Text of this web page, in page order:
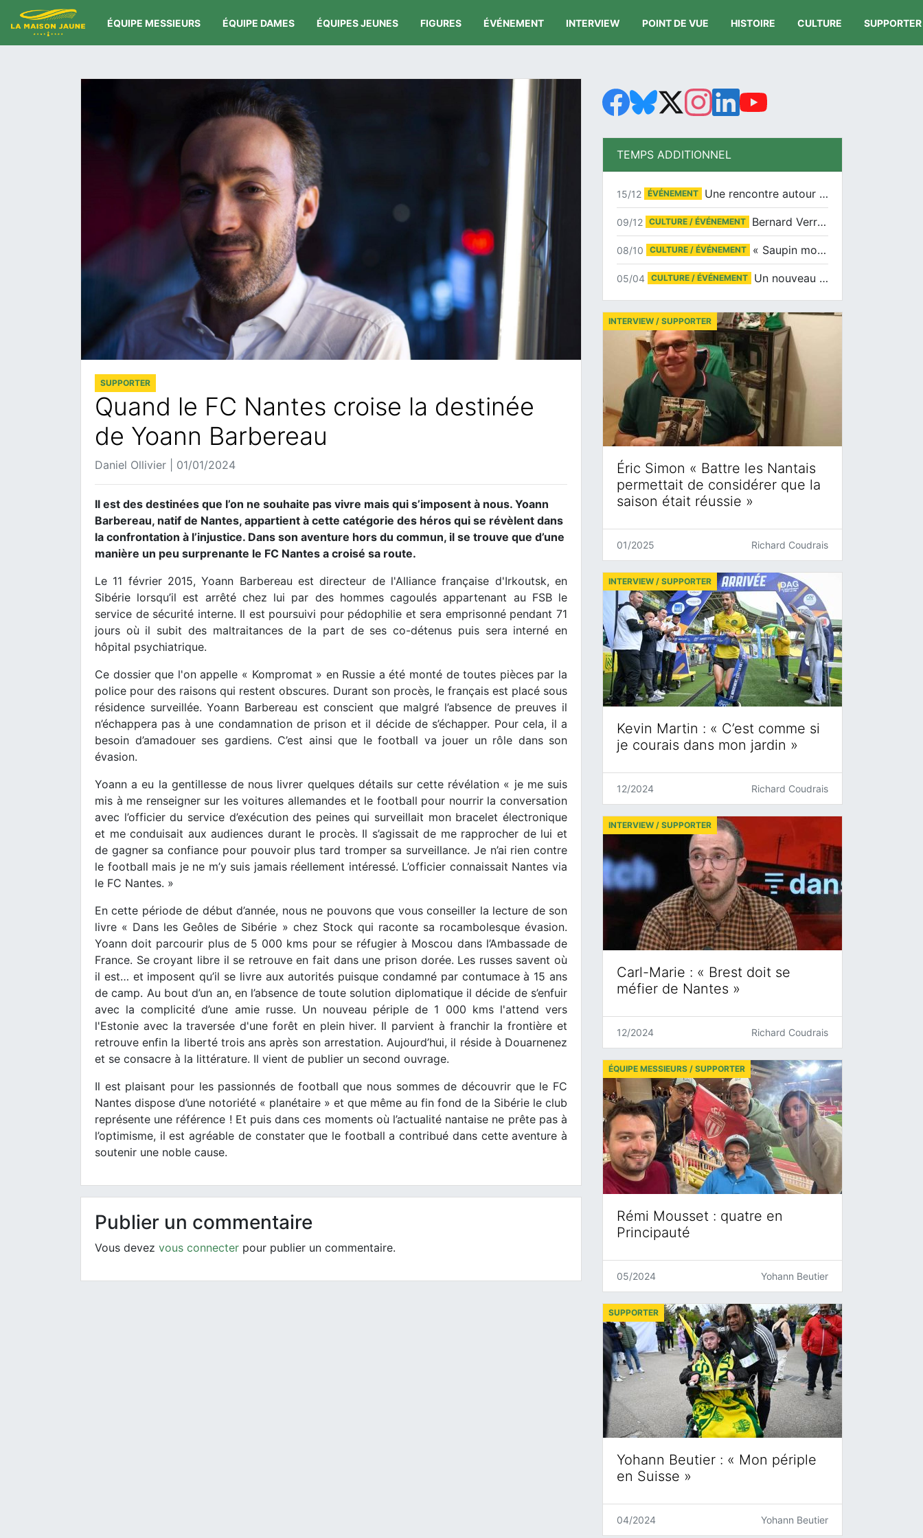
ÉQUIPE MESSIEURS ÉQUIPE DAMES ÉQUIPES JEUNES FIGURES ÉVÉNEMENT INTERVIEW POINT DE VUE HISTOIRE CULTURE SUPPORTER
SUPPORTER
Quand le FC Nantes croise la destinée
de Yoann Barbereau
Daniel Ollivier | 01/01/2024
Il est des destinées que l’on ne souhaite pas vivre mais qui s’imposent à nous. Yoann
Barbereau, natif de Nantes, appartient à cette catégorie des héros qui se révèlent dans
la confrontation à l’injustice. Dans son aventure hors du commun, il se trouve que d’une
manière un peu surprenante le FC Nantes a croisé sa route.
Le 11 février 2015, Yoann Barbereau est directeur de l'Alliance française d'Irkoutsk, en
Sibérie lorsqu’il est arrêté chez lui par des hommes cagoulés appartenant au FSB le
service de sécurité interne. Il est poursuivi pour pédophilie et sera emprisonné pendant 71
jours où il subit des maltraitances de la part de ses co-détenus puis sera interné en
hôpital psychiatrique.
Ce dossier que l'on appelle « Kompromat » en Russie a été monté de toutes pièces par la
police pour des raisons qui restent obscures. Durant son procès, le français est placé sous
résidence surveillée. Yoann Barbereau est conscient que malgré l’absence de preuves il
n’échappera pas à une condamnation de prison et il décide de s’échapper. Pour cela, il a
besoin d’amadouer ses gardiens. C’est ainsi que le football va jouer un rôle dans son
évasion.
Yoann a eu la gentillesse de nous livrer quelques détails sur cette révélation « je me suis
mis à me renseigner sur les voitures allemandes et le football pour nourrir la conversation
avec l’officier du service d’exécution des peines qui surveillait mon bracelet électronique
et me conduisait aux audiences durant le procès. Il s’agissait de me rapprocher de lui et
de gagner sa confiance pour pouvoir plus tard tromper sa surveillance. Je n’ai rien contre
le football mais je ne m’y suis jamais réellement intéressé. L’officier connaissait Nantes via
le FC Nantes. »
En cette période de début d’année, nous ne pouvons que vous conseiller la lecture de son
livre « Dans les Geôles de Sibérie » chez Stock qui raconte sa rocambolesque évasion.
Yoann doit parcourir plus de 5 000 kms pour se réfugier à Moscou dans l’Ambassade de
France. Se croyant libre il se retrouve en fait dans une prison dorée. Les russes savent où
il est… et imposent qu’il se livre aux autorités puisque condamné par contumace à 15 ans
de camp. Au bout d’un an, en l’absence de toute solution diplomatique il décide de s’enfuir
avec la complicité d’une amie russe. Un nouveau périple de 1 000 kms l'attend vers
l'Estonie avec la traversée d'une forêt en plein hiver. Il parvient à franchir la frontière et
retrouve enfin la liberté trois ans après son arrestation. Aujourd’hui, il réside à Douarnenez
et se consacre à la littérature. Il vient de publier un second ouvrage.
Il est plaisant pour les passionnés de football que nous sommes de découvrir que le FC
Nantes dispose d’une notoriété « planétaire » et que même au fin fond de la Sibérie le club
représente une référence ! Et puis dans ces moments où l’actualité nantaise ne prête pas à
l’optimisme, il est agréable de constater que le football a contribué dans cette aventure à
soutenir une noble cause.
Publier un commentaire
Vous devez vous connecter pour publier un commentaire.
TEMPS ADDITIONNEL
15/12 ÉVÉNEMENT Une rencontre autour de Jean-Claude Suaudeau
09/12 CULTURE / ÉVÉNEMENT Bernard Verret en dédicaces le samedi 13 décembre à l’Espace Culturel Atlantis
08/10 CULTURE / ÉVÉNEMENT « Saupin mon amour » au salon du livre de Trentemoult
05/04 CULTURE / ÉVÉNEMENT Un nouveau tirage pour le Docu-BD
Éric Simon « Battre les Nantais
permettait de considérer que la
saison était réussie »
INTERVIEW / SUPPORTER
01/2025 Richard Coudrais
Kevin Martin : « C’est comme si
je courais dans mon jardin »
INTERVIEW / SUPPORTER
12/2024 Richard Coudrais
Carl-Marie : « Brest doit se
méfier de Nantes »
INTERVIEW / SUPPORTER
12/2024 Richard Coudrais
Rémi Mousset : quatre en
Principauté
ÉQUIPE MESSIEURS / SUPPORTER
05/2024 Yohann Beutier
Yohann Beutier : « Mon périple
en Suisse »
SUPPORTER
04/2024 Yohann Beutier